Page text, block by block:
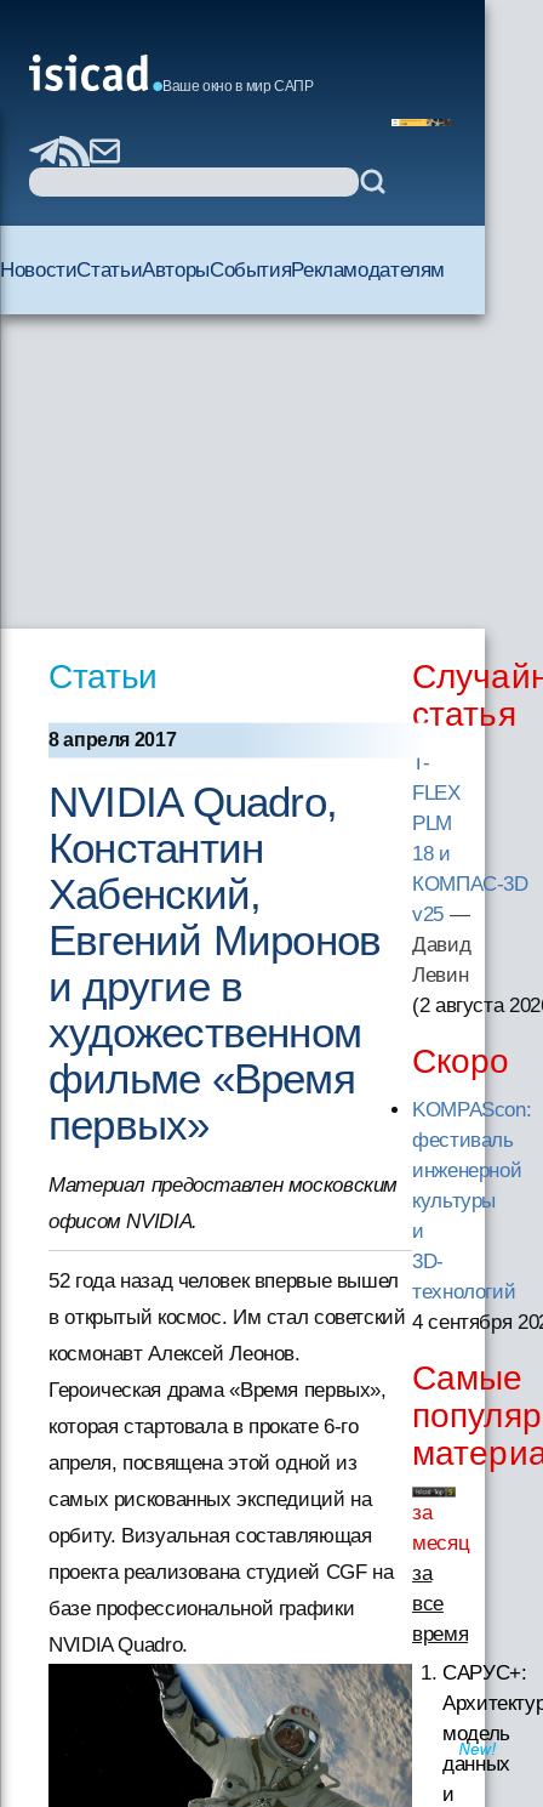
Ваше окно в мир САПР
НовостиСтатьиАвторыСобытияРекламодателям
Статьи
8 апреля 2017
NVIDIA Quadro,
Константин
Хабенский,
Евгений Миронов
и другие в
художественном
фильме «Время
первых»
Материал предоставлен московским
офисом NVIDIA.
52 года назад человек впервые вышел
в открытый космос. Им стал советский
космонавт Алексей Леонов.
Героическая драма «Время первых»,
которая стартовала в прокате 6-го
апреля, посвящена этой одной из
самых рискованных экспедиций на
орбиту. Визуальная составляющая
проекта реализована студией CGF на
базе профессиональной графики
NVIDIA Quadro.
статья
T-
FLEX
PLM
18 и
КОМПАС-3D
v25—
Давид
Левин
(2 августа
Скоро
KOMPAScon:
фестиваль
инженерной
культуры
и
3D-
технологий
4 сентября
Самые
за
месяц
за
все
время
САРУС+:
модель
данных
и